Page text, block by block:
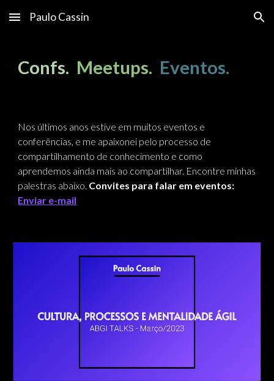
Skip to main content Skip to navigation
Paulo Cassin
Confs. Meetups. Eventos.
Nos últimos anos estive em muitos eventos e
conferências, e me apaixonei pelo processo de
compartilhamento de conhecimento e como
aprendemos ainda mais ao compartilhar. Encontre minhas
palestras abaixo. Convites para falar em eventos:
Enviar e-mail